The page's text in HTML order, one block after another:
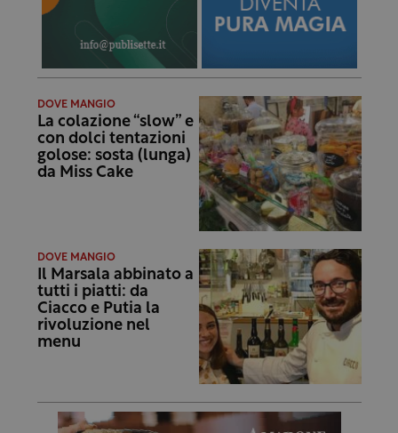
DOVE MANGIO
La colazione “slow” e
con dolci tentazioni
golose: sosta (lunga)
da Miss Cake
DOVE MANGIO
Il Marsala abbinato a
tutti i piatti: da
Ciacco e Putia la
rivoluzione nel
menu